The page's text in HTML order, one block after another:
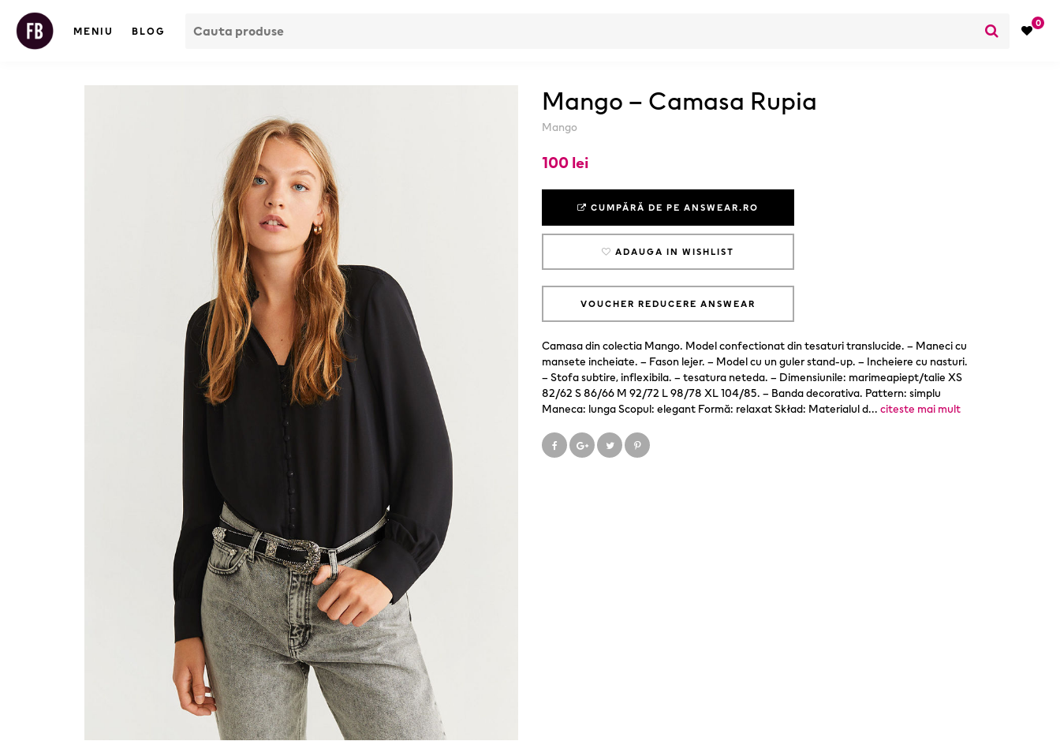
MENIU BLOG
0
Mango – Camasa Rupia
Mango
100 lei
CUMPĂRĂ DE PE ANSWEAR.RO
ADAUGA IN WISHLIST
VOUCHER REDUCERE ANSWEAR
Camasa din colectia Mango. Model confectionat din tesaturi translucide. – Maneci cu
mansete incheiate. – Fason lejer. – Model cu un guler stand-up. – Incheiere cu nasturi.
– Stofa subtire, inflexibila. – tesatura neteda. – Dimensiunile: marimeapiept/talie XS
82/62 S 86/66 M 92/72 L 98/78 XL 104/85. – Banda decorativa. Pattern: simplu
Maneca: lunga Scopul: elegant Formă: relaxat Skład: Materialul d... citeste mai mult